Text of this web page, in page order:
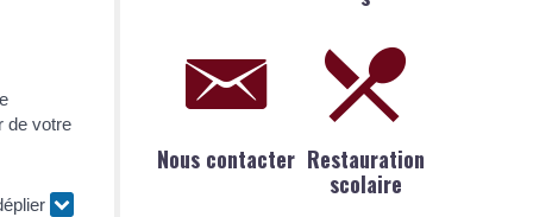
de votre
Nous contacter Restauration
scolaire